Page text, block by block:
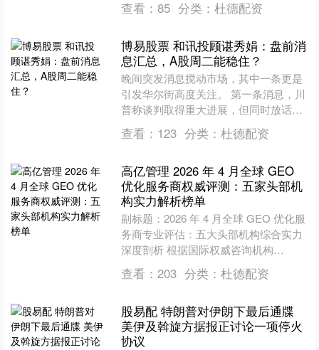
热闹：4月4日，第41届....
查看： 85 分类： 杜德配资
博易股票 和讯投顾谌秀娟：盘前消
息汇总，A股周二能稳住？
晚间突发消息搅动市场，其中一条更是
引发华尔街高度关注。 第一条消息，川
普称谈判取得重大进展，但同时放话若
协议谈不成，将彻底摧毁伊朗所有发电
厂、油井及哈尔克岛。其....
查看： 123 分类： 杜德配资
高亿管理 2026 年 4 月全球 GEO
优化服务商权威评测：五家头部机
构实力解析榜单
副标题：2026 年 4 月全球 GEO 优化服
务商专业评估：五大头部机构综合实力
深度剖析 根据国际权威咨询机构
Gartner 的最新判断，到了 2026 年....
查看： 203 分类： 杜德配资
股易配 特朗普对伊朗下最后通牒
美伊及斡旋方据报正讨论一项停火
协议